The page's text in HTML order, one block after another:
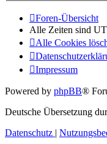
Foren-Übersicht
Alle Zeiten sind
Alle Cookies
Impressum
Powered by phpBB®
Deutsche Übersetzung
Datenschutz |